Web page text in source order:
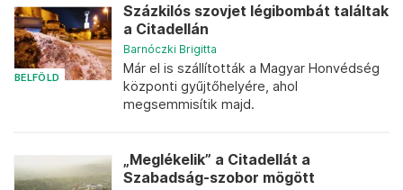
BELFÖLD
Százkilós szovjet légibombát találtak
a Citadellán
Barnóczki Brigitta
Már el is szállították a Magyar Honvédség
központi gyűjtőhelyére, ahol
megsemmisítik majd.
„Meglékelik” a Citadellát a
Szabadság-szobor mögött